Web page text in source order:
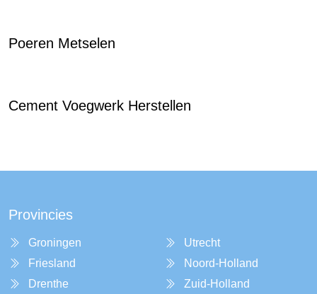
Poeren Metselen
Cement Voegwerk Herstellen
Provincies
Groningen
Friesland
Drenthe
Utrecht
Noord-Holland
Zuid-Holland